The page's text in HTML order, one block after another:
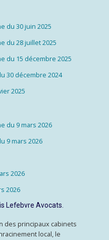
du 30 juin 2025
du 28 juillet 2025
du 15 décembre 2025
30 décembre 2024
2025
du 9 mars 2026
9 mars 2026
2026
2026
Lefebvre Avocats.
des principaux cabinets
local, le